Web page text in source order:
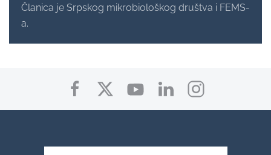
Članica je Srpskog mikrobiološkog društva i FEMS-
a.